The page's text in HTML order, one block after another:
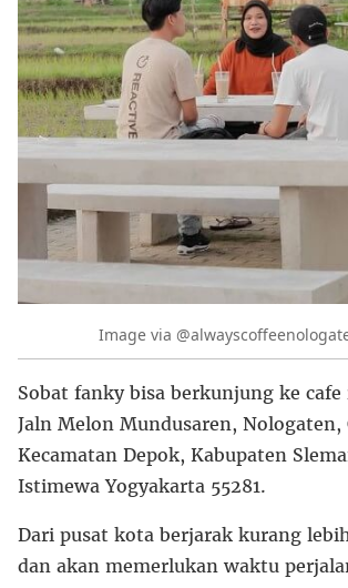
Image via
Sobat fanky bisa berkunjung ke
Jaln Melon Mundusaren, Nologaten,
Kecamatan Depok, Kabupaten
Istimewa Yogyakarta 55281.
Dari pusat kota berjarak kurang
dan akan memerlukan waktu